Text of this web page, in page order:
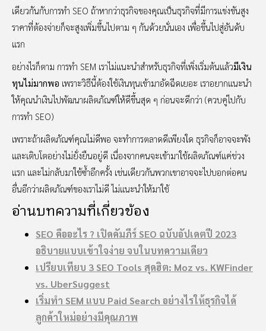
เดียวกันกับการทำ SEO ถ้าหากว่าธุรกิจของคุณเป็นธุรกิจที่มีการแข่งขันสูง
ราคาที่ต้องจ่ายก็จะสูงเพิ่มขึ้นไปตาม ๆ กันด้วยนั่นเอง เพื่อขึ้นไปสู่อันดับ
แรก
อย่างไรก็ตาม การทำ SEM เราไม่แนะนำสำหรับธุรกิจที่เพิ่งเริ่มต้นแล้วมีเงิน
ทุนไม่มากพอ เพราะวิธีนี้ต้องใช้เงินทุนเข้ามาอัดฉีดเยอะ เราอยากแนะนำ
ให้คุณนำเงินไปพัฒนาผลิตภัณฑ์ให้ดีขึ้นสุด ๆ ก่อนจะดีกว่า (ควบคู่ไปกับ
การทำ SEO)
เพราะถ้าผลิตภัณฑ์คุณไม่ดีพอ จะทำการตลาดดีเพียงใด ธุรกิจก็อาจจะพัง
และเติบโตอย่างไม่ยั่งยืนอยู่ดี เนื่องจากคนจะเข้ามาใช้ผลิตภัณฑ์แค่ช่วง
แรก และไม่กลับมาใช้ซ้ำอีกครั้ง เช่นเดียวกันพวกเขาอาจจะไปบอกต่อคน
อื่นอีกว่าผลิตภัณฑ์ของเราไม่ดี ไม่แนะนำให้มาใช้
อ่านบทความที่เกี่ยวข้อง
SEO คืออะไร ? เปิดคัมภีร์ SEO ฉบับอัปเดตปี 2023
อธิบายแบบเข้าใจง่าย จบในบทความเดียว
​​เปรียบเทียบ 3 SEO Tools สุดฮิต: Moz vs. KWFinder
vs. UberSuggest
เริ่มทำ SEM แบบ Paid Search อย่างไรให้ธุรกิจได้
ลูกค้าใหม่อย่างมีคุณภาพ